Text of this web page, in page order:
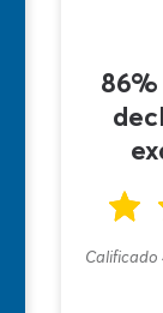
Calificado